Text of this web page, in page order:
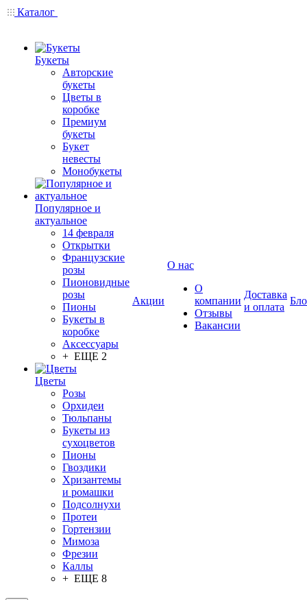
Каталог
Букеты
Авторские
букеты
Цветы в
коробке
Премиум
букеты
Букет
невесты
Монобукеты
Популярное и
актуальное
14 февраля
Открытки
Французские
розы
Пионовидные
розы
Пионы
Букеты в
коробке
Аксессуары
+ ЕЩЕ 2
Цветы
Розы
Орхидеи
Тюльпаны
Букеты из
сухоцветов
Пионы
Гвоздики
Хризантемы
и ромашки
Подсолнухи
Протеи
Гортензии
Мимоза
Фрезии
Каллы
+ ЕЩЕ 8
Акции
О нас
О
компании
Отзывы
Вакансии
Доставка
и оплата